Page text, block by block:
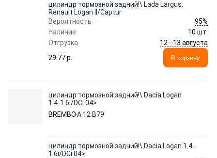
цилиндр тормозной задний!\ Lada Largus,
Renault Logan II/Captur
Вероятность
95%
Наличие
10 шт.
Отгрузка
12 - 13 августа
29.77 p.
В корзину
цилиндр тормозной задний!\ Dacia Logan
1.4-1.6i/DCi 04>
BREMBOA 12 B79
цилиндр тормозной задний!\ Dacia Logan 1.4-
1.6i/DCi 04>